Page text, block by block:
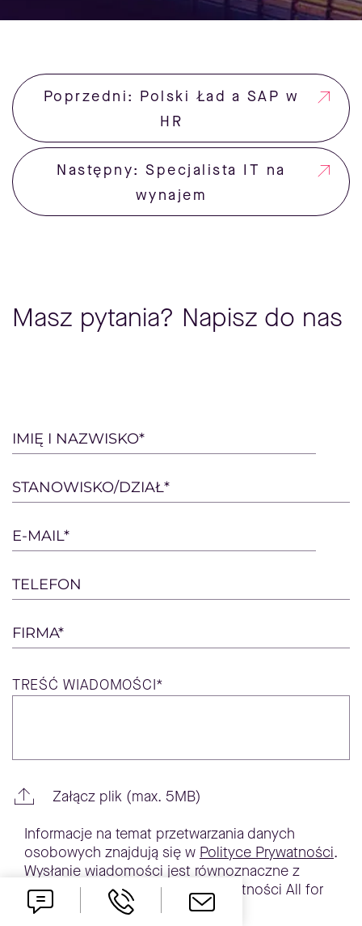
Poprzedni: Polski Ład a SAP w
HR
Następny: Specjalista IT na
wynajem
Masz pytania? Napisz do nas
Please
this
field
empty.
IMIĘ I NAZWISKO*
STANOWISKO/DZIAŁ*
E-MAIL*
TELEFON
FIRMA*
TREŚĆ WIADOMOŚCI*
Załącz plik (max. 5MB)
Informacje na temat przetwarzania danych
osobowych znajdują się w Polityce Prywatności.
Wysłanie wiadomości jest równoznaczne z
zapoznaniem się z polityką prywatności All for
One Poland Sp. z o. o.